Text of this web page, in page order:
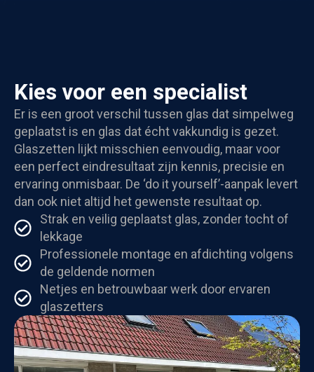
Kies voor een specialist
Er is een groot verschil tussen glas dat simpelweg
geplaatst is en glas dat écht vakkundig is gezet.
Glaszetten lijkt misschien eenvoudig, maar voor
een perfect eindresultaat zijn kennis, precisie en
ervaring onmisbaar. De ‘do it yourself’-aanpak levert
dan ook niet altijd het gewenste resultaat op.
Strak en veilig geplaatst glas, zonder tocht of
lekkage
Professionele montage en afdichting volgens
de geldende normen
Netjes en betrouwbaar werk door ervaren
glaszetters